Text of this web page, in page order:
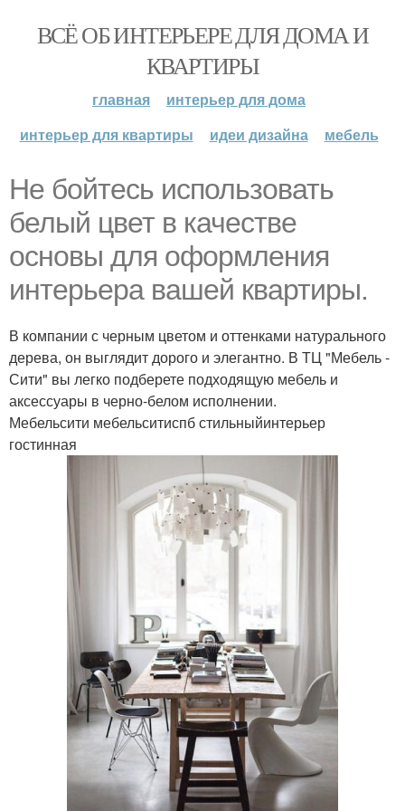
ВСЁ ОБ ИНТЕРЬЕРЕ ДЛЯ ДОМА И
КВАРТИРЫ
главная
интерьер для дома
интерьер для квартиры
идеи дизайна мебель
Не бойтесь использовать
белый цвет в качестве
основы для оформления
интерьера вашей квартиры.
В компании с черным цветом и оттенками натурального
дерева, он выглядит дорого и элегантно. В ТЦ "Мебель -
Сити" вы легко подберете подходящую мебель и
аксессуары в черно-белом исполнении.
Мебельсити мебельситиспб стильныйинтерьер
гостинная